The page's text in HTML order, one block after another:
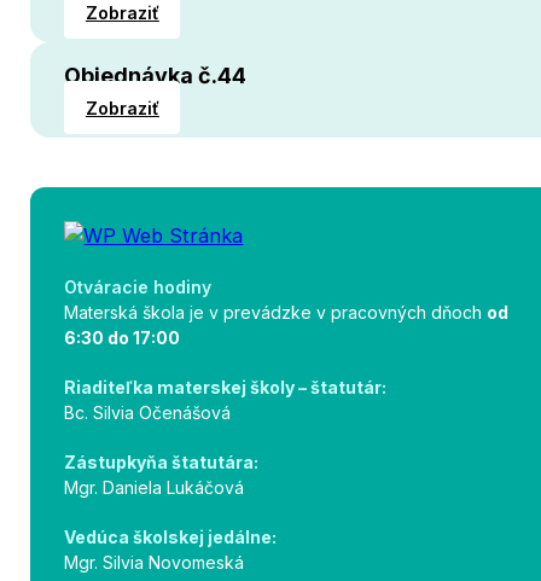
Zobraziť
Objednávka č.44
Zobraziť
Otváracie hodiny
Materská škola je v prevádzke v pracovných dňoch od
6:30 do 17:00
Riaditeľka materskej školy – štatutár:
Bc. Silvia Očenášová
Zástupkyňa štatutára:
Mgr. Daniela Lukáčová
Vedúca školskej jedálne:
Mgr. Silvia Novomeská